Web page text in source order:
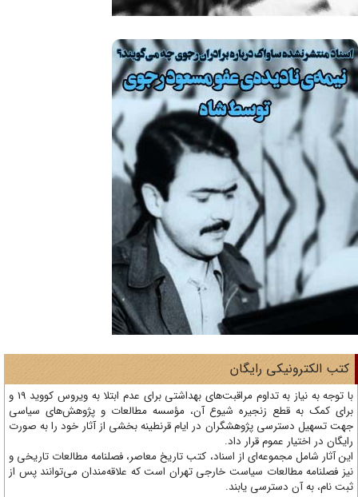
الکترونیکی رایگان
با توجه به نیاز به تداوم مراقبت‌های بهداشتی برای عدم ابتلا به ویروس کووید 19 و
کمک به قطع زنجیره شیوع آن، مؤسسه مطالعات و پژوهش‌های سیاسی
تسهیل دسترسی پژوهشگران در ایام قرنطینه بخشی از آثار خود را به صورت
در اختیار عموم قرار داد.
آثار شامل مجموعه‌ای از اسناد، کتب تاریخ معاصر، فصلنامه‌ مطالعات تاریخی و
فصلنامه مطالعات سیاست خارجی تهران است که علاقه‌مندان می‌توانند پس از
نام، به آن دسترسی یابند.